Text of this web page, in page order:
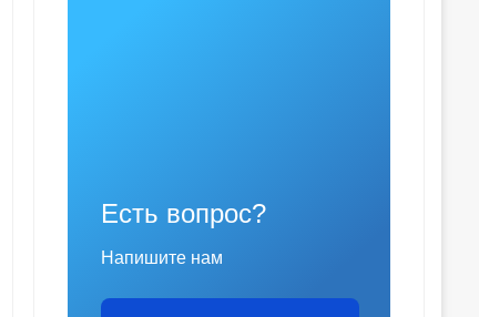
Есть вопрос?
Напишите нам